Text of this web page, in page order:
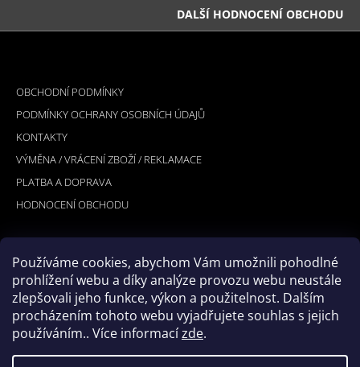
Používáme cookies, abychom Vám umožnili pohodlné
prohlížení webu a díky analýze provozu webu neustále
zlepšovali jeho funkce, výkon a použitelnost. Dalším
procházením tohoto webu vyjadřujete souhlas s jejich
používáním.. Více informacízde.
DALŠÍ HODNOCENÍ OBCHODU
Z
OBCHODNÍ PODMÍNKY
PODMÍNKY OCHRANY OSOBNÍCH ÚDAJŮ
KONTAKTY
VÝMĚNA / VRÁCENÍ ZBOŽÍ / REKLAMACE
PLATBA A DOPRAVA
HODNOCENÍ OBCHODU
PŘIJÍMÁME ONLINE PLATBY